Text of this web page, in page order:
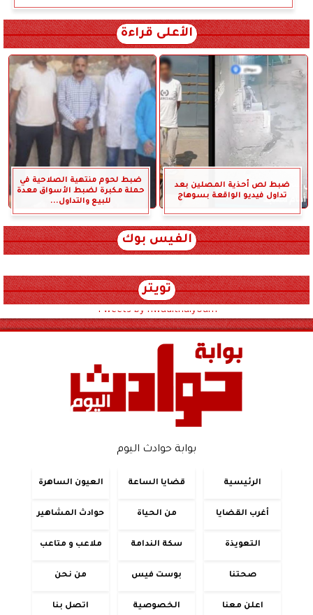
الأعلى قراءة
ضبط لص أحذية المصلين بعد
تداول فيديو الواقعة بسوهاج
ضبط لحوم منتهية الصلاحية في
حملة مكبرة لضبط الأسواق معدة
للبيع والتداول...
الفيس بوك
تويتر
Tweets by hwadithalyoum
بوابة حوادث اليوم
الرئيسية قضايا الساعة العيون الساهرة
أغرب القضايا من الحياة حوادث المشاهير
التعويذة سكة الندامة ملاعب و متاعب
صحتنا بوست فيس من نحن
اعلن معنا الخصوصية اتصل بنا